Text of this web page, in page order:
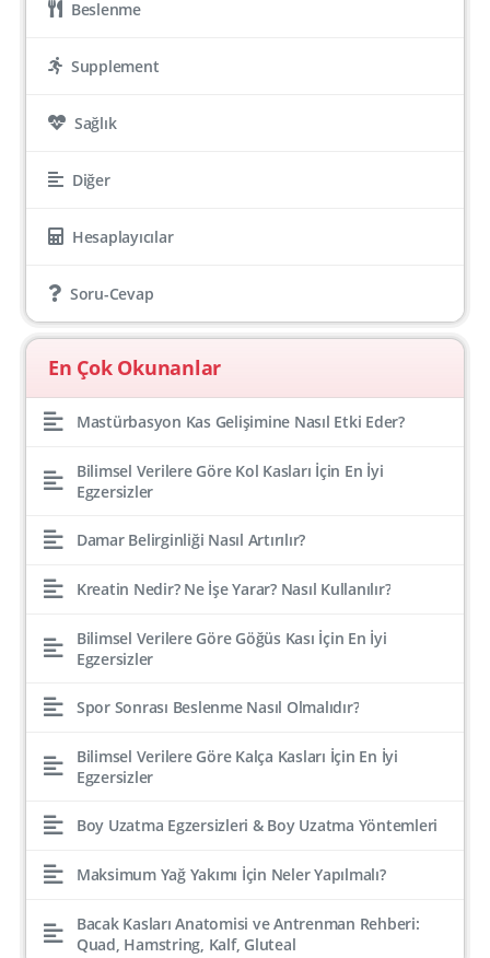
Beslenme
Supplement
Sağlık
Diğer
Hesaplayıcılar
Soru-Cevap
En Çok Okunanlar
Mastürbasyon Kas Gelişimine Nasıl Etki Eder?
Bilimsel Verilere Göre Kol Kasları İçin En İyi
Egzersizler
Damar Belirginliği Nasıl Artırılır?
Kreatin Nedir? Ne İşe Yarar? Nasıl Kullanılır?
Bilimsel Verilere Göre Göğüs Kası İçin En İyi
Egzersizler
Spor Sonrası Beslenme Nasıl Olmalıdır?
Bilimsel Verilere Göre Kalça Kasları İçin En İyi
Egzersizler
Boy Uzatma Egzersizleri & Boy Uzatma Yöntemleri
Maksimum Yağ Yakımı İçin Neler Yapılmalı?
Bacak Kasları Anatomisi ve Antrenman Rehberi:
Quad, Hamstring, Kalf, Gluteal